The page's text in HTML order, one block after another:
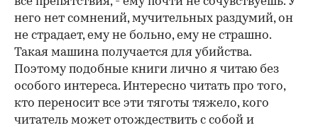
него нет сомнений, мучительных раздумий, он
не страдает, ему не больно, ему не страшно.
Такая машина получается для убийства.
Поэтому подобные книги лично я читаю без
особого интереса. Интересно читать про того,
кто переносит все эти тяготы тяжело, кого
читатель может отождествить с собой и